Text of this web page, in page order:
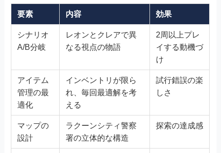
要素 内容 効果
シナリオ
A/B分岐
レオンとクレアで異
なる視点の物語
2周以上プレ
イする動機づ
け
アイテム
管理の最
適化
インベントリが限ら
れ、毎回最適解を考
える
試行錯誤の楽
しさ
マップの
設計
ラクーンシティ警察
署の立体的な構造
探索の達成感